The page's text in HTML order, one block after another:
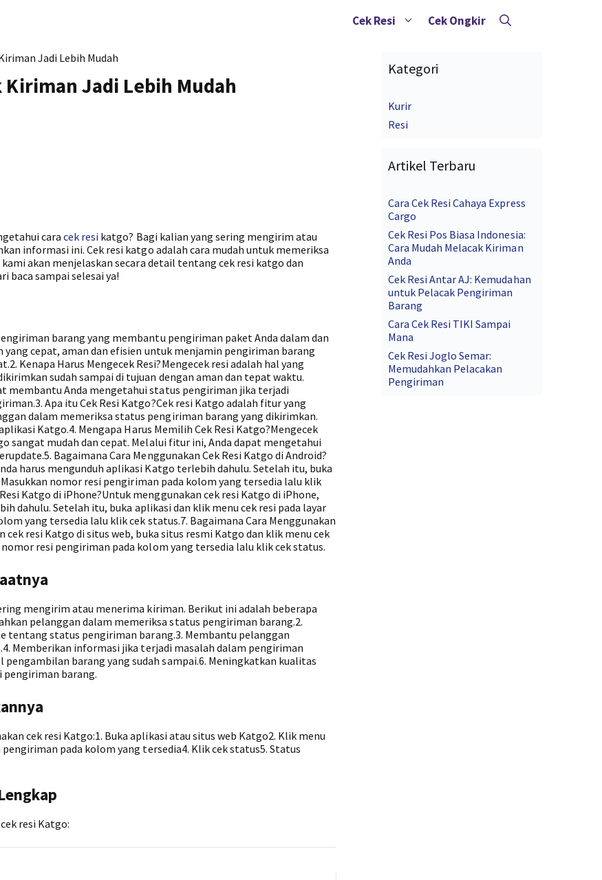
Cek Resi Cek Ongkir
Jadi Lebih Mudah
Kiriman Jadi Lebih Mudah
caracek resi katgo? Bagi kalian yang sering mengirim atau
informasi ini. Cek resi katgo adalah cara mudah untuk memeriksa
akan menjelaskan secara detail tentang cek resi katgo dan
baca sampai selesai ya!
barang yang membantu pengiriman paket Anda dalam dan
cepat, aman dan efisien untuk menjamin pengiriman barang
Kenapa Harus Mengecek Resi?Mengecek resi adalah hal yang
sudah sampai di tujuan dengan aman dan tepat waktu.
membantu Anda mengetahui status pengiriman jika terjadi
Apa itu Cek Resi Katgo?Cek resi Katgo adalah fitur yang
dalam memeriksa status pengiriman barang yang dikirimkan.
Katgo.4. Mengapa Harus Memilih Cek Resi Katgo?Mengecek
sangat mudah dan cepat. Melalui fitur ini, Anda dapat mengetahui
Bagaimana Cara Menggunakan Cek Resi Katgo di Android?
harus mengunduh aplikasi Katgo terlebih dahulu. Setelah itu, buka
nomor resi pengiriman pada kolom yang tersedia lalu klik
Katgo di iPhone?Untuk menggunakan cek resi Katgo di iPhone,
dahulu. Setelah itu, buka aplikasi dan klik menu cek resi pada layar
yang tersedia lalu klik cek status.7. Bagaimana Cara Menggunakan
cek resi Katgo di situs web, buka situs resmi Katgo dan klik menu cek
resi pengiriman pada kolom yang tersedia lalu klik cek status.
mengirim atau menerima kiriman. Berikut ini adalah beberapa
pelanggan dalam memeriksa status pengiriman barang.2.
tentang status pengiriman barang.3. Membantu pelanggan
Memberikan informasi jika terjadi masalah dalam pengiriman
barang yang sudah sampai.6. Meningkatkan kualitas
pengiriman barang.
cek resi Katgo:1. Buka aplikasi atau situs web Katgo2. Klik menu
pada kolom yang tersedia4. Klik cek status5. Status
resi Katgo:
Kategori
Kurir
Resi
Artikel Terbaru
Cara Cek Resi Cahaya Express
Cargo
Cek Resi Pos Biasa Indonesia:
Cara Mudah Melacak Kiriman
Anda
Cek Resi Antar AJ: Kemudahan
untuk Pelacak Pengiriman
Barang
Cara Cek Resi TIKI Sampai
Mana
Cek Resi Joglo Semar:
Memudahkan Pelacakan
Pengiriman